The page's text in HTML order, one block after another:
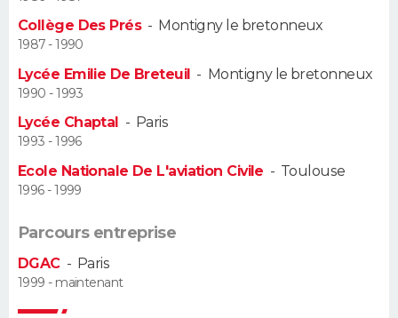
Alimentation
Guide de la santé
Maladies
Médicaments
Sommeil
VOYAGE
Destinations
City break
Voyage nature
Voyage de noces
Forum
Climat
+
PHOTO
GUIDES D'ACHAT
BONS PLANS
Carte de Noël
Carte Bonne année
Carte Saint-Valentin
Carte Pâques
Carte d'anniversaire
Dictionnaire
Biographies
Citations
Expressions
Proverbes
PROGRAMME TV
Collège Des Prés- Montigny le bretonneux
1987 - 1990
Lycée Emilie De Breteuil - Montigny le bretonneux
1990 - 1993
Lycée Chaptal - Paris
1993 - 1996
Ecole Nationale De L'aviation Civile - Toulouse
1996 - 1999
Parcours entreprise
DGAC- Paris
1999 - maintenant